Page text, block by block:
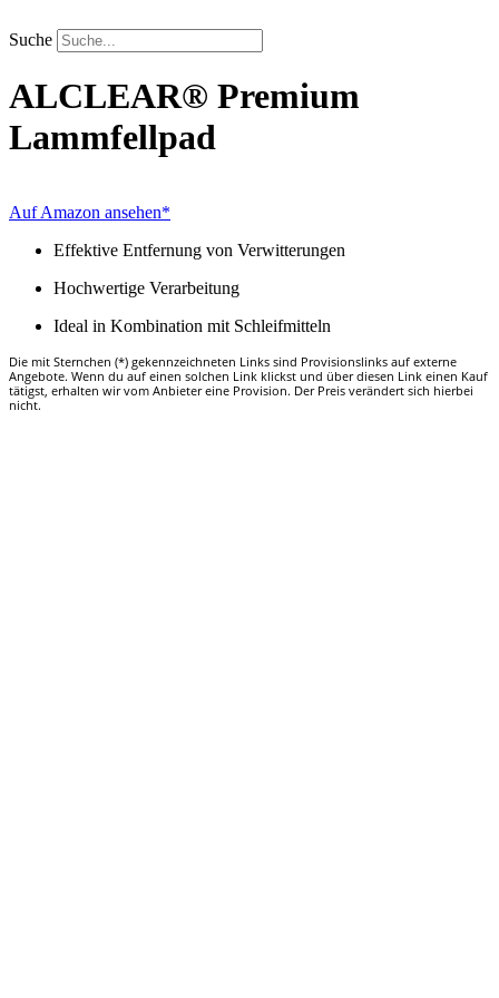
Inhalt
springen
Suche
ALCLEAR® Premium
Lammfellpad
Auf Amazon ansehen*
Effektive Entfernung von Verwitterungen
Hochwertige Verarbeitung
Ideal in Kombination mit Schleifmitteln
Die mit Sternchen (*) gekennzeichneten Links sind Provisionslinks auf externe
Angebote. Wenn du auf einen solchen Link klickst und über diesen Link einen Kauf
tätigst, erhalten wir vom Anbieter eine Provision. Der Preis verändert sich hierbei
nicht.